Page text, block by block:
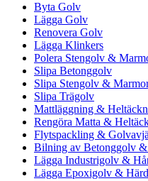
Byta Golv
Lägga Golv
Renovera Golv
Lägga Klinkers
Polera Stengolv &
Slipa Betonggolv
Slipa Stengolv &
Slipa Trägolv
Mattläggning &
Rengöra Matta &
Flytspackling &
Bilning av Betonggolv
Lägga Industrigolv &
Lägga Epoxigolv &